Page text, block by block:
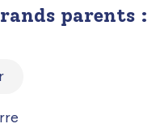
parents :